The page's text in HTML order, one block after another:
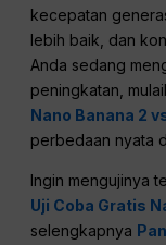
kecepatan
lebih baik, dan
Anda sedang
peningkatan,
Nano Banana 2
perbedaan nyata
Ingin mengujinya
Uji Coba Gratis
selengkapnya